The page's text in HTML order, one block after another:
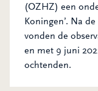
(OZHZ) een
Koningen’. Na
vonden de
en met 9 juni
ochtenden.